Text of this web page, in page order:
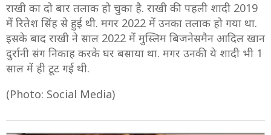
राखी का दो बार तलाक हो चुका है. राखी की पहली शादी 2019
में रितेश सिंह से हुई थी. मगर 2022 में उनका तलाक हो गया था.
इसके बाद राखी ने साल 2022 में मुस्लिम बिजनेसमैन आदिल खान
दुर्रानी संग निकाह करके घर बसाया था. मगर उनकी ये शादी भी 1
साल में ही टूट गई थी.
(Photo: Social Media)